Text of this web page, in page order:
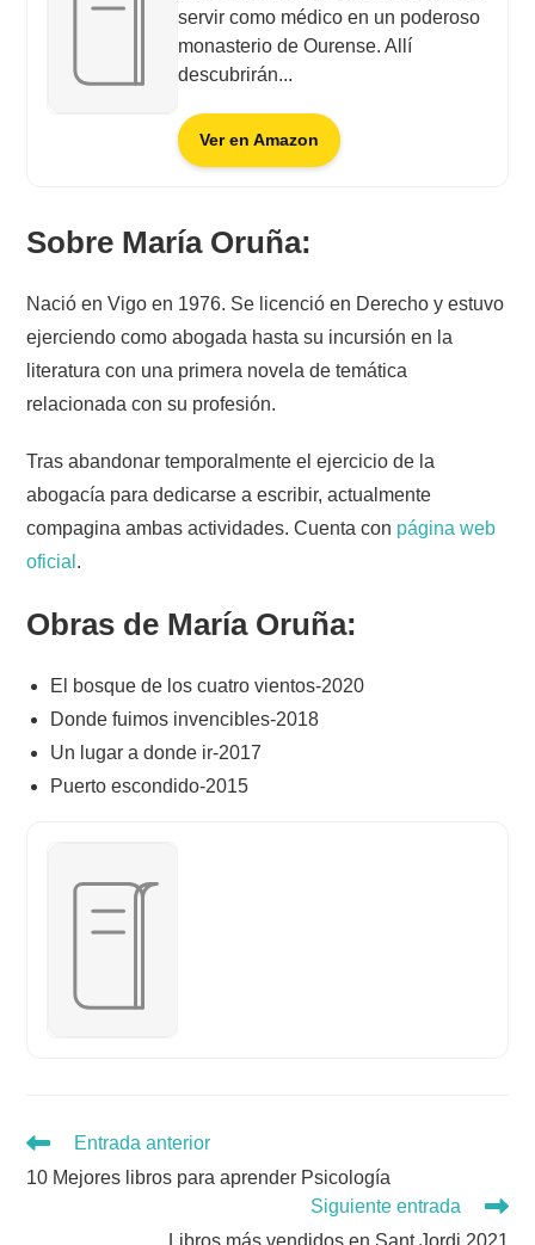
servir como médico en un poderoso
monasterio de Ourense. Allí
descubrirán...
Ver en Amazon
Sobre María Oruña:
Nació en Vigo en 1976. Se licenció en Derecho y estuvo
ejerciendo como abogada hasta su incursión en la
literatura con una primera novela de temática
relacionada con su profesión.
Tras abandonar temporalmente el ejercicio de la
abogacía para dedicarse a escribir, actualmente
compagina ambas actividades. Cuenta con página web
oficial .
Obras de María Oruña:
El bosque de los cuatro vientos-2020
Donde fuimos invencibles-2018
Un lugar a donde ir-2017
Puerto escondido-2015
Leer
artículos
Entrada anterior
10 Mejores libros para aprender Psicología
Siguiente entrada
Libros más vendidos en Sant Jordi 2021